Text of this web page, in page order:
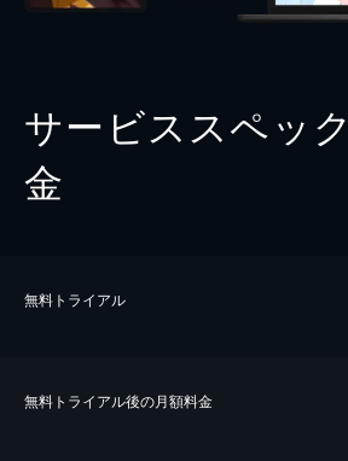
サービススペッ
金
無料トライアル
無料トライアル後の⽉額料金